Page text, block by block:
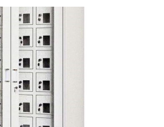
柜，其特点是体积小、重量轻，具有一定的防
便，通过膨胀螺栓等固定装置与地面或墙壁固
险箱镶嵌在墙内，具有一定的隐蔽性。保险柜
保密柜又称保密文件柜，尺寸一般大于保险
以及金融机构用于文件保密工作，而且必须具
保密要求，开锁必须要有明确记录，目前有保
、国保等品牌生产企业。还有保密文件柜比起
强，应用于政府机关、军队、银行、院校和大
比如存放高考试卷、技术研发文档、机密文件
大部分都具备电子密码或者指纹功能，甚至两